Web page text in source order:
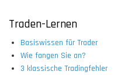
Traden-Lernen
Basiswissen für Trader
Wie fangen Sie an?
3 klassische Tradingfehler